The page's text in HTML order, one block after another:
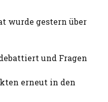
wurde gestern über
und Fragen
erneut in den